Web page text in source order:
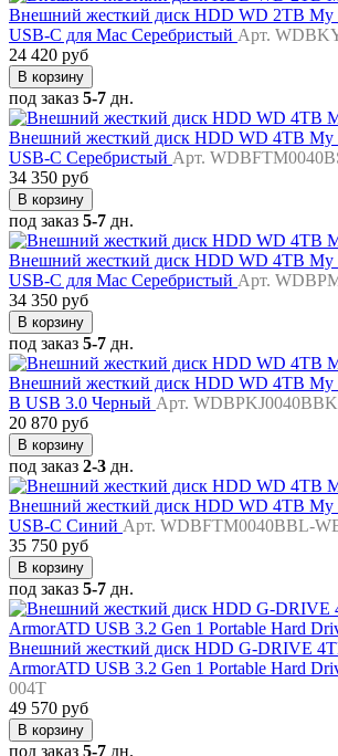
Внешний жесткий диск HDD WD 2TB My
USB-C для Mac Серебристый Арт.
24 420 руб
В корзину
под заказ 5-7 дн.
Внешний жесткий диск HDD WD 4TB My
USB-C Серебристый Арт.
34 350 руб
В корзину
под заказ 5-7 дн.
Внешний жесткий диск HDD WD 4TB My
USB-C для Mac Серебристый Арт.
34 350 руб
В корзину
под заказ 5-7 дн.
Внешний жесткий диск HDD WD 4TB My
B USB 3.0 Черный Арт.
20 870 руб
В корзину
под заказ 2-3 дн.
Внешний жесткий диск HDD WD 4TB My
USB-C Синий Арт. WDBFTM0040BBL-
35 750 руб
В корзину
под заказ 5-7 дн.
Внешний жесткий диск HDD G-DRIVE
ArmorATD USB 3.2 Gen 1 Portable Hard
004T
49 570 руб
В корзину
под заказ 5-7 дн.